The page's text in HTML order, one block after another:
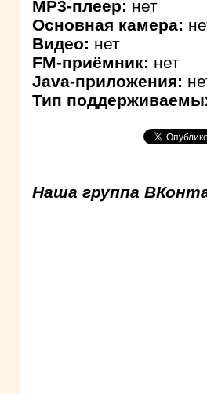
MP3-плеер: нет
Основная камера:
Видео: нет
FM-приёмник: нет
Java-приложения:
Тип
Наша группа